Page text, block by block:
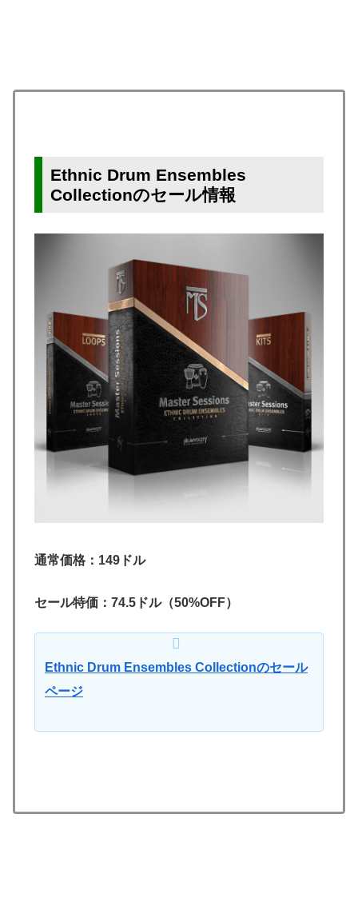
Ethnic Drum Ensembles
Collectionのセール情報
通常価格：149ドル
セール特価：74.5ドル（50%OFF）
Ethnic Drum Ensembles Collectionのセール
ページ